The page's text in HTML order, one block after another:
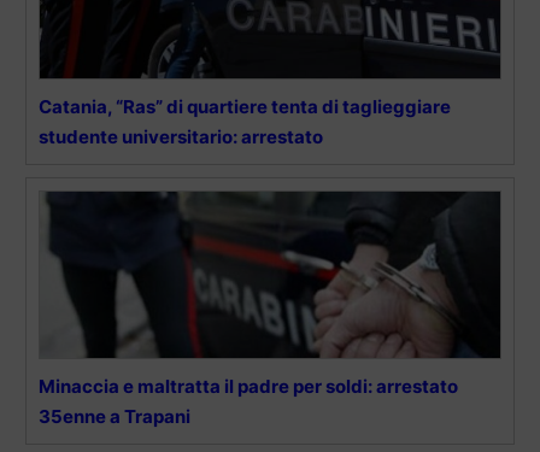
Catania, “Ras” di quartiere tenta di taglieggiare
studente universitario: arrestato
Minaccia e maltratta il padre per soldi: arrestato
35enne a Trapani